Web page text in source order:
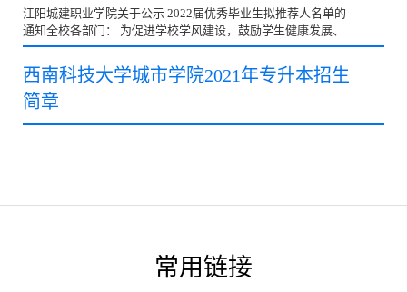
江阳城建职业学院关于公示 2022届优秀毕业生拟推荐人名单的
通知全校各部门： 为促进学校学风建设，鼓励学生健康发展、全
面成才， 根据《四川省普通高等学校优秀毕业生评选认...
西南科技大学城市学院2021年专升本招生
简章
常用链接